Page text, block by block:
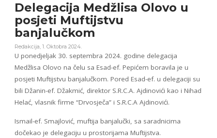
Delegacija Medžlisa Olovo u
posjeti Muftijstvu
banjalučkom
Redakcija, 1. Oktobra 2024.
U ponedjeljak 30. septembra 2024. godine delegacija
Medžlisa Olovo na čelu sa Esad-ef. Pepićem boravila je u
posjeti Muftijstvu banjalučkom. Pored Esad-ef. u delegaciji su
bili Džanin-ef. Džakmić, direktor S.R.C.A. Ajdinovići kao i Nihad
Helać, vlasnik firme “Drvosječa” i S.R.C.A Ajdinovići.
Ismail-ef. Smajlović, muftija banjalučki, sa saradnicima
dočekao je delegaciju u prostorijama Muftijstva.